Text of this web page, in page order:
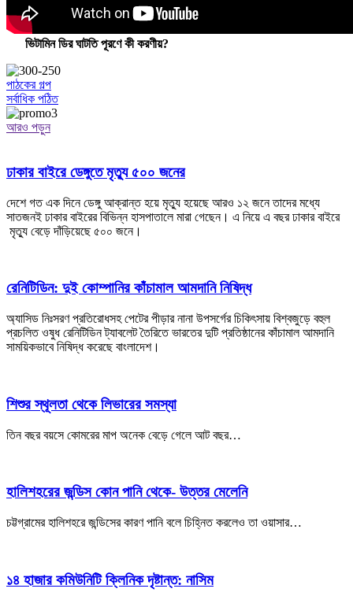
ভিটামিন ডির ঘাটতি পূরণে কী করণীয়?
পাঠকের গল্প
সর্বাধিক পঠিত
আরও পড়ুন
ঢাকার বাইরে ডেঙ্গুতে মৃত্যু ৫০০ জনের
দেশে গত এক দিনে ডেঙ্গু আক্রান্ত হয়ে মৃত্যু হয়েছে আরও ১২ জনে তাদের মধ্যে
সাতজনই ঢাকার বাইরের বিভিন্ন হাসপাতালে মারা গেছেন। এ নিয়ে এ বছর ঢাকার বাইরে
মৃত্যু বেড়ে দাঁড়িয়েছে ৫০০ জনে।
রেনিটিডিন: দুই কোম্পানির কাঁচামাল আমদানি নিষিদ্ধ
অ্যাসিড নিঃসরণ প্রতিরোধসহ পেটের পীড়ার নানা উপসর্গের চিকিৎসায় বিশ্বজুড়ে বহুল
প্রচলিত ওষুধ রেনিটিডিন ট্যাবলেট তৈরিতে ভারতের দুটি প্রতিষ্ঠানের কাঁচামাল আমদানি
সাময়িকভাবে নিষিদ্ধ করেছে বাংলাদেশ।
শিশুর স্থূলতা থেকে লিভারের সমস্যা
তিন বছর বয়সে কোমরের মাপ অনেক বেড়ে গেলে আট বছর…
হালিশহরের জন্ডিস কোন পানি থেকে- উত্তর মেলেনি
চট্টগ্রামের হালিশহরে জন্ডিসের কারণ পানি বলে চিহ্নিত করলেও তা ওয়াসার…
১৪ হাজার কমিউনিটি ক্লিনিক দৃষ্টান্ত: নাসিম